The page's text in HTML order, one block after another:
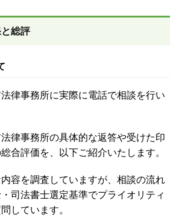
総評
律事務所に実際に電話で相談を行い
律事務所の具体的な返答や受けた印
合評価を、以下ご紹介いたします。
容を調査していますが、 相談の流れ
司法書士選定基準でプライオリティ
しています。